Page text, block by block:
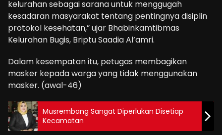
kelurahan sebagai sarana untuk menggugah
kesadaran masyarakat tentang pentingnya disiplin
protokol kesehatan,” ujar Bhabinkamtibmas
Kelurahan Bugis, Briptu Saadia Al’amri.
Dalam kesempatan itu, petugas membagikan
masker kepada warga yang tidak menggunakan
masker. (awal-46)
Musrembang Sangat Diperlukan Disetiap
Kecamatan